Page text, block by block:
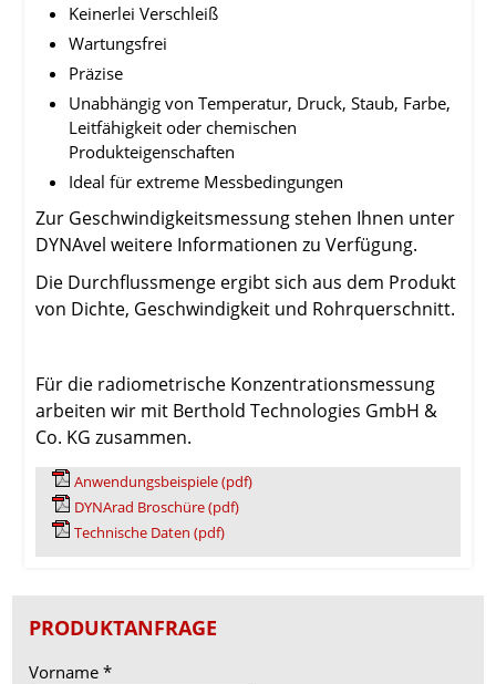
Keinerlei Verschleiß
Wartungsfrei
Präzise
Unabhängig von Temperatur, Druck, Staub, Farbe,
Leitfähigkeit oder chemischen
Produkteigenschaften
Ideal für extreme Messbedingungen
Zur Geschwindigkeitsmessung stehen Ihnen unter
DYNAvel weitere Informationen zu Verfügung.
Die Durchflussmenge ergibt sich aus dem Produkt
von Dichte, Geschwindigkeit und Rohrquerschnitt.
Für die radiometrische Konzentrationsmessung
arbeiten wir mit Berthold Technologies GmbH &
Co. KG zusammen.
Anwendungsbeispiele (pdf)
DYNArad Broschüre (pdf)
Technische Daten (pdf)
PRODUKTANFRAGE
Vorname*